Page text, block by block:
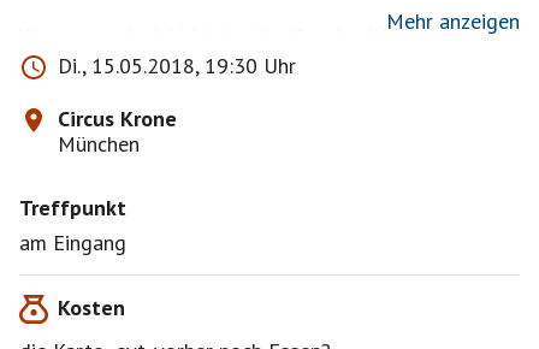
Was, wenn doch? bietet mitreißendes Klavierkabarett
in Reimkultur ebenso wie verblüffende Denkanstöße
beim augenzwinkernden Blick auf unser alltägliches
Miteinander. Bodo Wartke scheut sich nicht, einfache,
existenzielle Fragen zu stellen: Was treibt uns an?
aus Liebe?Was, wenn doch? ist ein poetisches Spiel
mit den Möglichkeiten, nachdenklich und
unterhaltsam zugleich. Der Klavierkabarettist
beleuchtet Ausnahme- und Dazwischenzustände. Was
macht der Clown, wenn er traurig ist? Warum haben
wir so ein Faible fürs Knöpfedrücken?
Mehr anzeigen
Di., 15.05.2018, 19:30 Uhr
Circus Krone
München
Treffpunkt
am Eingang
Kosten